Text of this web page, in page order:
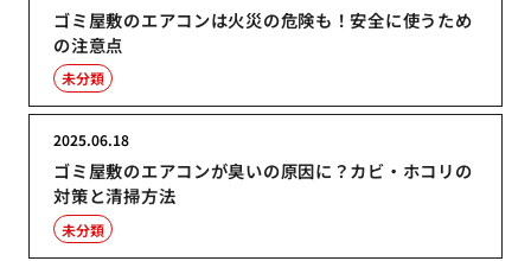
ゴミ屋敷のエアコンは火災の危険も！安全に使うため
の注意点
未分類
ゴミ屋敷のエアコンが臭いの原因に？カビ・ホコリの
対策と清掃方法
2025.06.18
未分類